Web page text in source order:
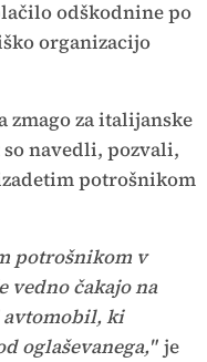
odškodnine po
organizacijo
zmago za italijanske
navedli, pozvali,
potrošnikom
potrošnikom v
vedno čakajo na
ki
oglaševanega," je